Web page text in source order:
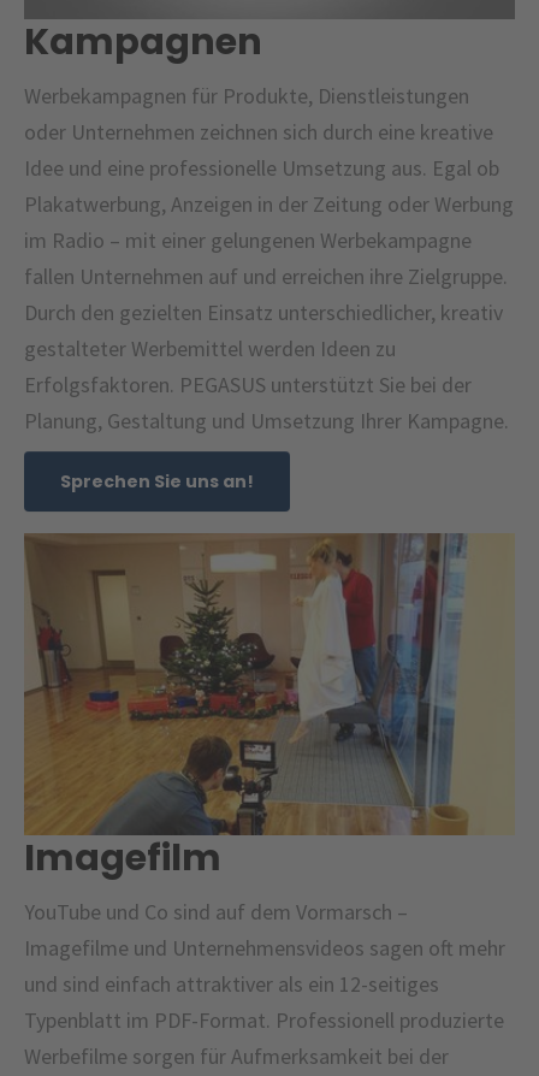
Kampagnen
Werbekampagnen für Produkte, Dienstleistungen
oder Unternehmen zeichnen sich durch eine kreative
Idee und eine professionelle Umsetzung aus. Egal ob
Plakatwerbung, Anzeigen in der Zeitung oder Werbung
im Radio – mit einer gelungenen Werbekampagne
fallen Unternehmen auf und erreichen ihre Zielgruppe.
Durch den gezielten Einsatz unterschiedlicher, kreativ
gestalteter Werbemittel werden Ideen zu
Erfolgsfaktoren. PEGASUS unterstützt Sie bei der
Planung, Gestaltung und Umsetzung Ihrer Kampagne.
Sprechen Sie uns an!
Imagefilm
YouTube und Co sind auf dem Vormarsch –
Imagefilme und Unternehmensvideos sagen oft mehr
und sind einfach attraktiver als ein 12-seitiges
Typenblatt im PDF-Format. Professionell produzierte
Werbefilme sorgen für Aufmerksamkeit bei der